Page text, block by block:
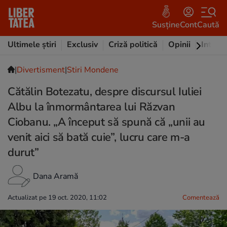
SusțineContCaută
Ultimele știri
Exclusiv Criză politică Opinii
|Divertisment|Stiri Mondene
Cătălin Botezatu, despre discursul Iuliei
Albu la înmormântarea lui Răzvan
Ciobanu. „A început să spună că „unii au
venit aici să bată cuie”, lucru care m-a
durut”
Dana Aramă
Actualizat pe 19 oct. 2020, 11:02 Comentează